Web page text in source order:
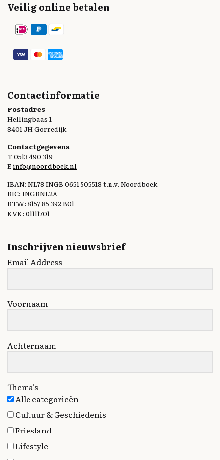
Veilig online betalen
Contactinformatie
Postadres
Hellingbaas 1
8401 JH Gorredijk
Contactgegevens
T 0513 490 319
E info@noordboek.nl
IBAN: NL78 INGB 0651 505518 t.n.v. Noordboek
BIC: INGBNL2A
BTW: 8157 85 392 B01
KVK: 01111701
Inschrijven nieuwsbrief
Email Address
Voornaam
Achternaam
Thema's
Alle categorieën
Cultuur & Geschiedenis
Friesland
Lifestyle